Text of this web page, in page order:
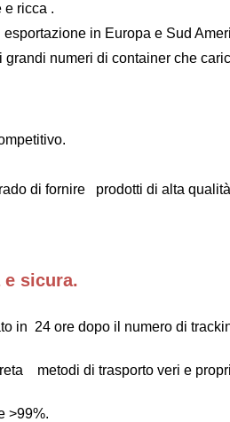
e ricca .
in Europa e Sud
numeri di container che
di fornire prodotti di alta
sicura.
in 24 ore dopo il numero di
metodi di trasporto veri e
>99%.